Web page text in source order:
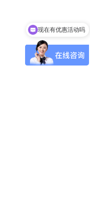
现在有优惠活动吗